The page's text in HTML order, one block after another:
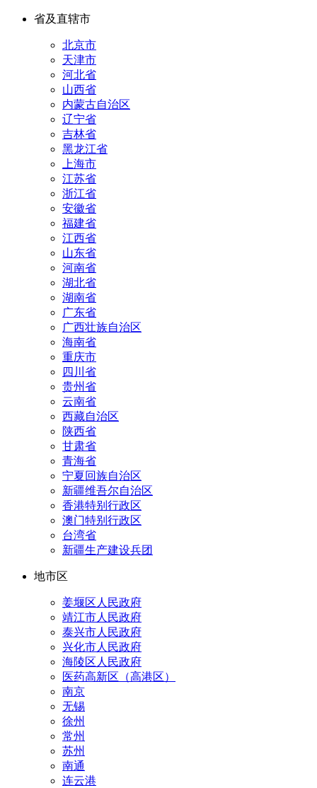
省及直辖市
北京市
天津市
河北省
山西省
内蒙古自治区
辽宁省
吉林省
黑龙江省
上海市
江苏省
浙江省
安徽省
福建省
江西省
山东省
河南省
湖北省
湖南省
广东省
广西壮族自治区
海南省
重庆市
四川省
贵州省
云南省
西藏自治区
陕西省
甘肃省
青海省
宁夏回族自治区
新疆维吾尔自治区
香港特别行政区
澳门特别行政区
台湾省
新疆生产建设兵团
地市区
姜堰区人民政府
靖江市人民政府
泰兴市人民政府
兴化市人民政府
海陵区人民政府
医药高新区（高港区）
南京
无锡
徐州
常州
苏州
南通
连云港